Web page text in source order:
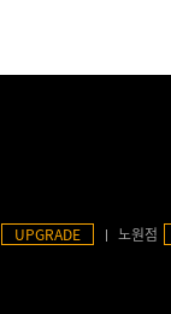
UPGRADE 노원점